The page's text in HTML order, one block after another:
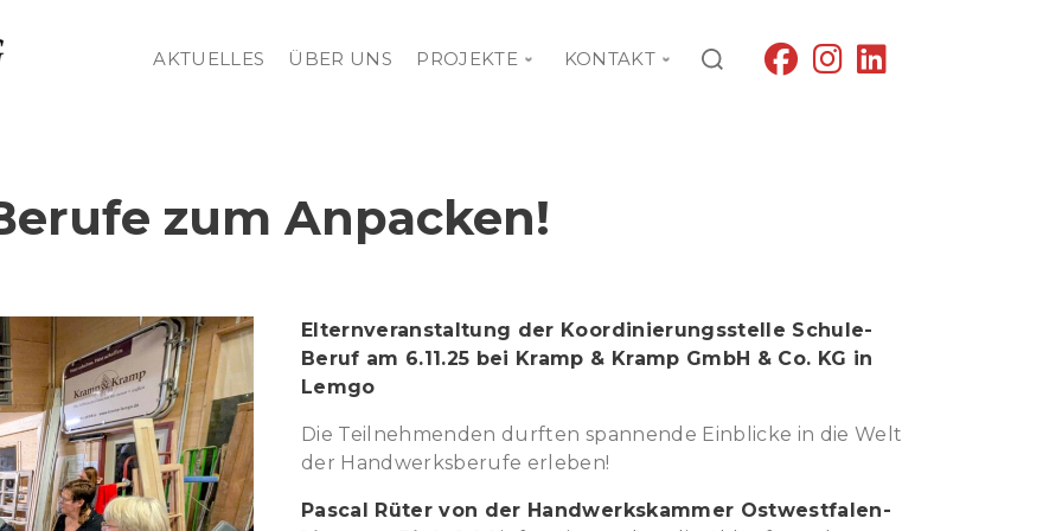
AKTUELLES ÜBER UNS PROJEKTE KONTAKT
fab
fa-
fab
fa-
zum Anpacken!
Elternveranstaltung der Koordinierungsstelle Schule-
Beruf am 6.11.25 bei Kramp & Kramp GmbH & Co. KG in
Lemgo
Die Teilnehmenden durften spannende Einblicke in die Welt
der Handwerksberufe erleben!
Pascal Rüter von der Handwerkskammer Ostwestfalen-